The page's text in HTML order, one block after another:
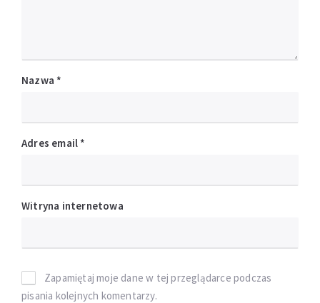
Nazwa *
Adres email *
Witryna internetowa
Zapamiętaj moje dane w tej przeglądarce podczas
pisania kolejnych komentarzy.